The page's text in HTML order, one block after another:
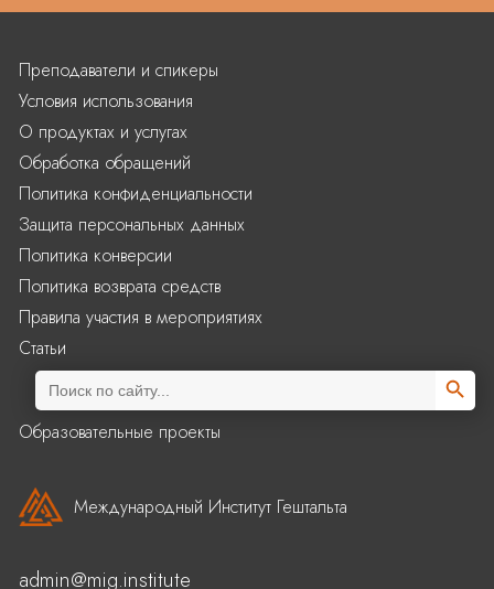
Образовательные проекты
Преподаватели и спикеры
Условия использования
О продуктах и услугах
Обработка обращений
Политика конфиденциальности
Защита персональных данных
Политика конверсии
Политика возврата средств
Правила участия в мероприятиях
Статьи
Search
for:
Search
Международный Институт Гештальта
admin@mig.institute